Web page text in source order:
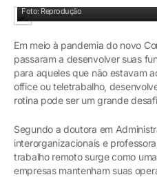
Foto: Reprodução
Em meio à pandemia do novo
passaram a desenvolver suas
para aqueles que não estavam
office ou teletrabalho,
rotina pode ser um grande
Segundo a doutora em
interorganizacionais e
trabalho remoto surge como
empresas mantenham suas